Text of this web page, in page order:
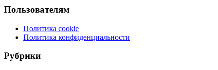
Пользователям
Политика cookie
Политика конфиденциальности
Рубрики